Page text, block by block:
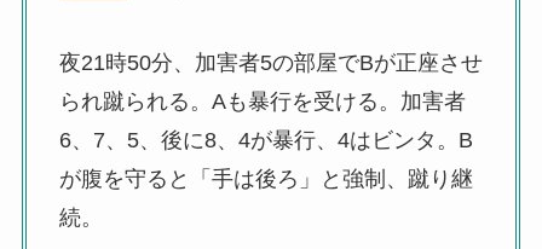
夜21時50分、加害者5の部屋でBが正座させ
られ蹴られる。Aも暴行を受ける。加害者
6、7、5、後に8、4が暴行、4はビンタ。B
が腹を守ると「手は後ろ」と強制、蹴り継
続。